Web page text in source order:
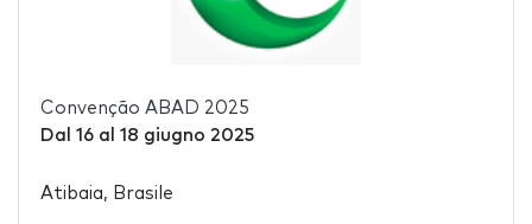
Convenção ABAD 2025
Dal 16al 18 giugno 2025
Atibaia, Brasile